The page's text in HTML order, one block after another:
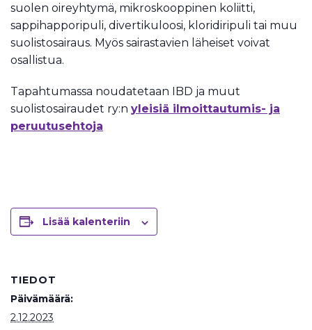
suolen oireyhtymä, mikroskooppinen koliitti,
sappihapporipuli, divertikuloosi, kloridiripuli tai muu
suolistosairaus. Myös sairastavien läheiset voivat
osallistua.
Tapahtumassa noudatetaan IBD ja muut
suolistosairaudet ry:n yleisiä ilmoittautumis- ja
peruutusehtoja
Lisää kalenteriin
TIEDOT
Päivämäärä:
2.12.2023